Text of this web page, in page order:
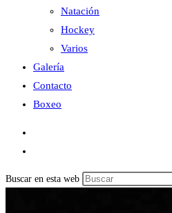
Natación
Hockey
Varios
Galería
Contacto
Boxeo
Buscar en esta web